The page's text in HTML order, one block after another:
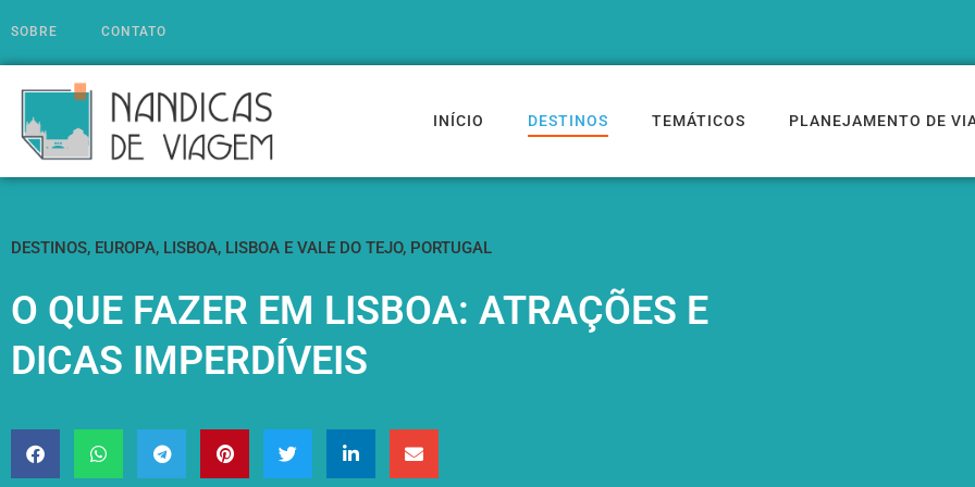
SOBRE CONTATO
INÍCIO DESTINOS TEMÁTICOS PLANEJAMENTO DE
DESTINOS, EUROPA, LISBOA, LISBOA E VALE DO TEJO, PORTUGAL
O QUE FAZER EM LISBOA: ATRAÇÕES E
DICAS IMPERDÍVEIS